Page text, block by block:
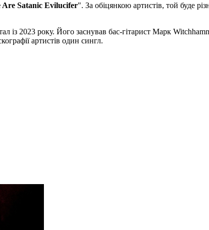
Are Satanic Evilucifer". За обіцянкою артистів, той буде
2023 року. Його заснував бас-гітарист Марк
артистів один сингл.